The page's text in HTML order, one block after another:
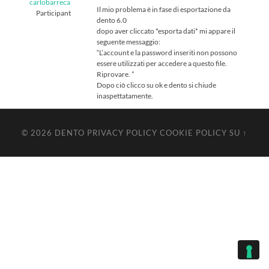
carlobarreca
Participant
Il mio problema è in fase di esportazione da
dento 6.0
dopo aver cliccato *esporta dati* mi appare il
seguente messaggio:
“L’account e la password inseriti non possono
essere utilizzati per accedere a questo file.
Riprovare. ”
Dopo ciò clicco su ok e dento si chiude
inaspettatamente.
© 2026 DENTO PRIVACY POLICY COOKIE POLICY SU ↑